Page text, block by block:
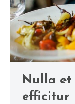
Nulla et
efficitur